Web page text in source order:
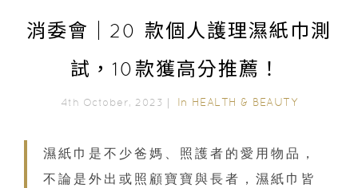
消委會｜20 款個人護理濕紙巾測
試，10款獲高分推薦！
4th October, 2023｜ In HEALTH & BEAUTY
濕紙巾是不少爸媽、照護者的愛用物品，
不論是外出或照顧寶寶與長者，濕紙巾皆